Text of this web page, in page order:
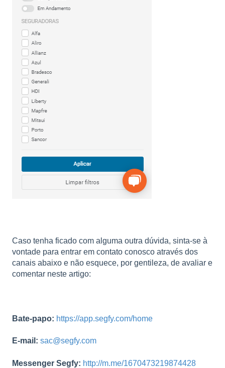
Caso tenha ficado com alguma outra dúvida, sinta-se à
vontade para entrar em contato conosco através dos
canais abaixo e não esquece, por gentileza, de avaliar e
comentar neste artigo:
Bate-papo: https://app.segfy.com/home
E-mail: sac@segfy.com
Messenger Segfy: http://m.me/1670473219874428